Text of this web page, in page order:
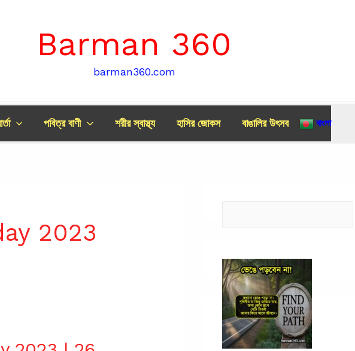
Barman 360
barman360.com
পবিত্র বাণী শরীর স্বাস্থ্য হাসির জোকস বাঙালির উৎসব বাংলা
2023